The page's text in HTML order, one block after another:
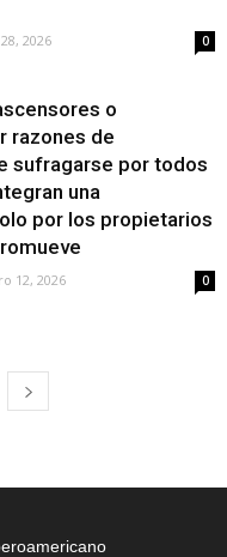
2026 0
o
razones de
sufragarse por todos
una
por los propietarios
12, 2026 0